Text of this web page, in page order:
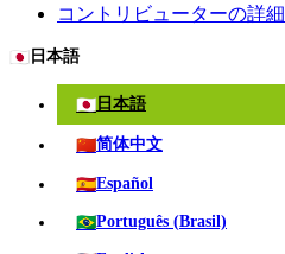
コントリビューターの詳細
🇯🇵 日本語
🇯🇵 日本語
🇨🇳简体中文
🇪🇸Español
🇧🇷Português (Brasil)